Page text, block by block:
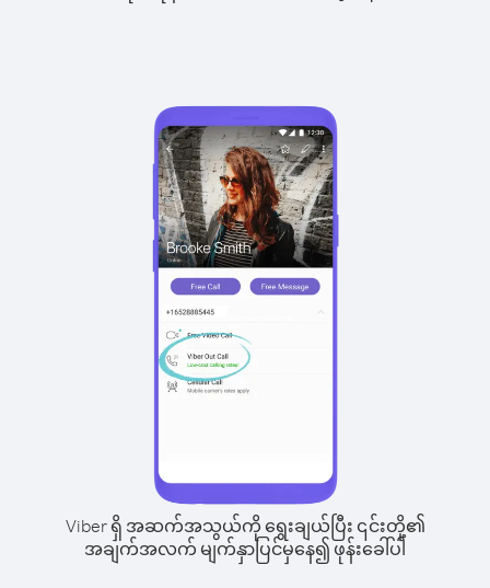
Viber ရှိ အဆက်အသွယ်ကို ရွေးချယ်ပြီး ၎င်းတို့၏
အချက်အလက် မျက်နှာပြင်မှနေ၍ ဖုန်းခေါ်ပါ